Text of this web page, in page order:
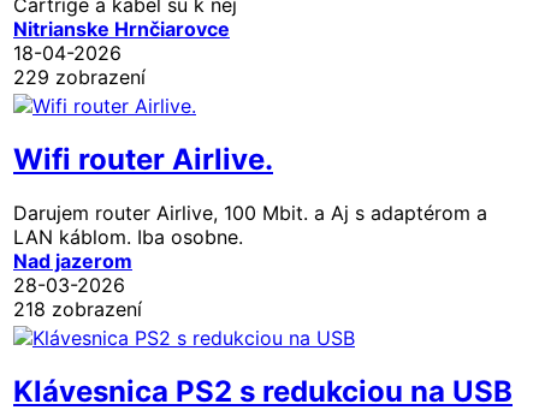
Nitrianske Hrnčiarovce
18-04-2026
229 zobrazení
Wifi router Airlive.
Darujem router Airlive, 100 Mbit. a Aj s adaptérom a
LAN káblom. Iba osobne.
Nad jazerom
28-03-2026
218 zobrazení
Klávesnica PS2 s redukciou na USB